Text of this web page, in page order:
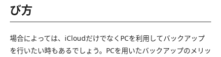
び方
場合によっては、iCloudだけでなくPCを利用してバックアップ
を行いたい時もあるでしょう。PCを用いたバックアップのメリッ